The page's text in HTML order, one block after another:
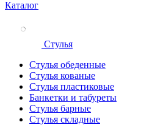
Каталог
Стулья
Стулья обеденные
Стулья кованые
Стулья пластиковые
Банкетки и табуреты
Стулья барные
Стулья складные